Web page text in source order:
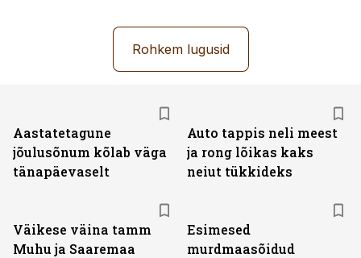
Rohkem lugusid
Aastatetagune
jõulusõnum kõlab väga
tänapäevaselt
Auto tappis neli meest
ja rong lõikas kaks
neiut tükkideks
Väikese väina tamm
Muhu ja Saaremaa
Esimesed
murdmaasõidud